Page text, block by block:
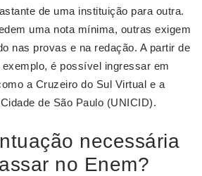
de uma instituição para outra.
uma nota mínima, outras exigem
nas provas e na redação. A partir de
exemplo, é possível ingressar em
a Cruzeiro do Sul Virtual e a
de São Paulo (UNICID).
necessária
no Enem?